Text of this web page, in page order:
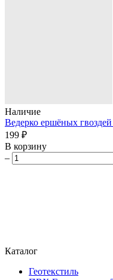
Наличие
Ведерко ершёных
199 ₽
В корзину
–
Каталог
Геотекстиль